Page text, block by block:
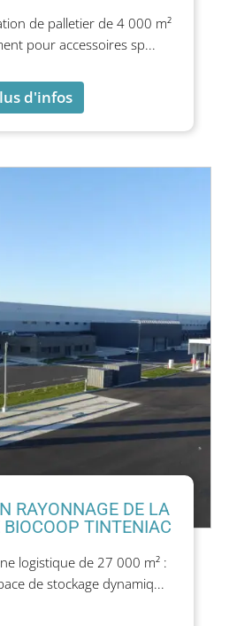
de palletier de 4 000 m²
pour accessoires sp...
d'infos
RAYONNAGE DE LA
TINTENIAC
logistique de 27 000 m² :
de stockage dynamiq...